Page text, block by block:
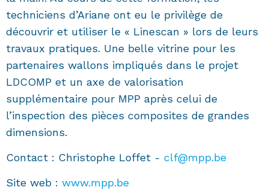
techniciens d’Ariane ont eu le privilège de
découvrir et utiliser le « Linescan » lors de leurs
travaux pratiques. Une belle vitrine pour les
partenaires wallons impliqués dans le projet
LDCOMP et un axe de valorisation
supplémentaire pour MPP après celui de
l’inspection des pièces composites de grandes
dimensions.
Contact : Christophe Loffet - clf@mpp.be
Site web : www.mpp.be